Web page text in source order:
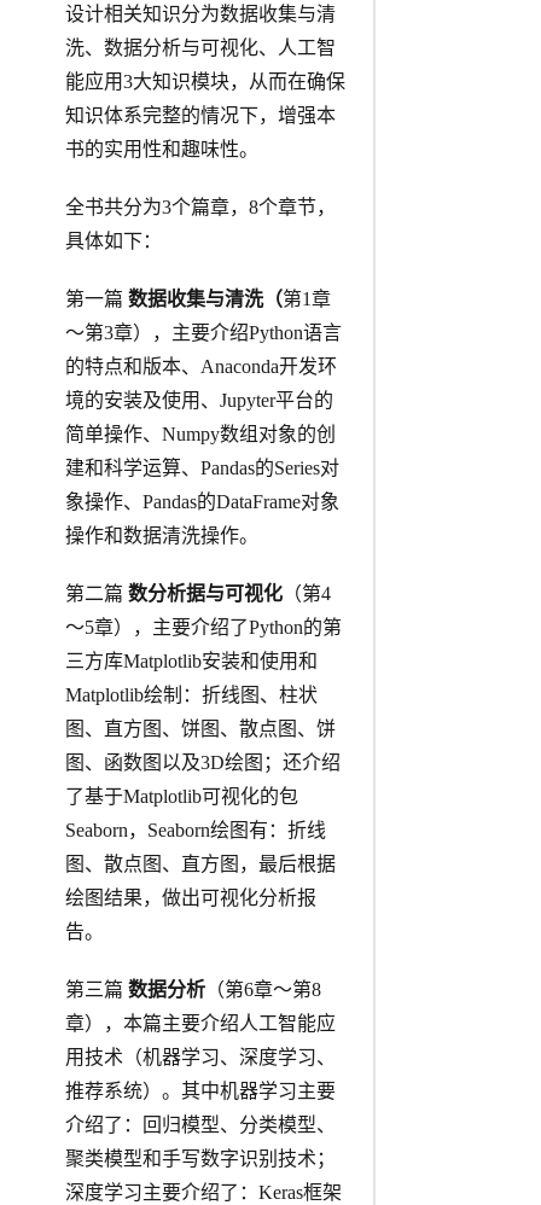
设计相关知识分为数据收集与清
洗、数据分析与可视化、人工智
能应用3大知识模块，从而在确保
知识体系完整的情况下，增强本
书的实用性和趣味性。
全书共分为3个篇章，8个章节，
具体如下：
第一篇 数据收集与清洗（第1章
～第3章），主要介绍Python语言
的特点和版本、Anaconda开发环
境的安装及使用、Jupyter平台的
简单操作、Numpy数组对象的创
建和科学运算、Pandas的Series对
象操作、Pandas的DataFrame对象
操作和数据清洗操作。
第二篇 数分析据与可视化（第4
～5章），主要介绍了Python的第
三方库Matplotlib安装和使用和
Matplotlib绘制：折线图、柱状
图、直方图、饼图、散点图、饼
图、函数图以及3D绘图；还介绍
了基于Matplotlib可视化的包
Seaborn，Seaborn绘图有：折线
图、散点图、直方图，最后根据
绘图结果，做出可视化分析报
告。
第三篇 数据分析（第6章～第8
章），本篇主要介绍人工智能应
用技术（机器学习、深度学习、
推荐系统）。其中机器学习主要
介绍了：回归模型、分类模型、
聚类模型和手写数字识别技术；
深度学习主要介绍了：Keras框架